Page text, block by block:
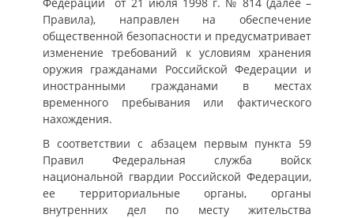
Правила), направлен на обеспечение
общественной безопасности и предусматривает
изменение требований к условиям хранения
оружия гражданами Российской Федерации и
иностранными гражданами в местах
временного пребывания или фактического
нахождения.
В соответствии с абзацем первым пункта 59
Правил Федеральная служба войск
национальной гвардии Российской Федерации,
ее территориальные органы, органы
внутренних дел по месту жительства